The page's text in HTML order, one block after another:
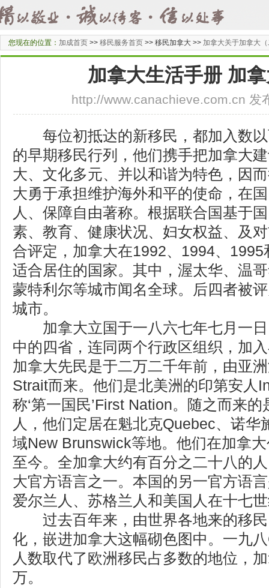
您现在的位置： 加成首页 >> 移民服务首页 >> 移民加拿大 >> 加拿大关于加拿大
加拿大生活手册 加
http://www.canachieve.com.cn 发
每位初抵达的新移民，都加入数以
的早期移民行列，他们携手把加拿大
大、文化多元、并以和谐为特色，因
大勇于承担维护海外和平的使命，在
人、保障自由著称。根据联合国基于
素、教育、健康状况、妇女权益、及
合评定，加拿大在1992、1994、
适合居住的国家。其中，渥太华、温
蒙特利尔等城市闻名全球。后四者被
城市。
加拿大立国于一八六七年七月一日
中的四省，连同两个行政区组织，加
加拿大先民是于二万二千年前，由亚
Strait而来。他们是北美洲的印第安人
称‘第一国民’First Nation。随之而来
人，他们定居在魁北克Quebec、诺
域New Brunswick等地。他们在加拿
至今。全加拿大约有百分之二十八的
大官方语言之一。本国的另一官方语
爱尔兰人、苏格兰人和美国人在十七
过去百年来，由世界各地来的移民
化，嵌进加拿大这幅砌色图中。一九
人数取代了欧洲移民占多数的地位，
万。